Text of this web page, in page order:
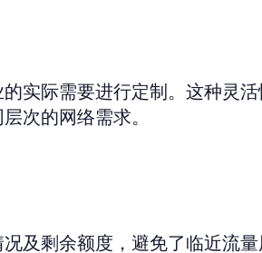
实际需要进行定制。这种灵
次的网络需求。
及剩余额度，避免了临近流